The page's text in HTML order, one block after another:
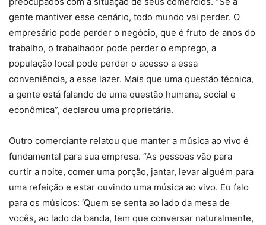
gente mantiver esse cenário, todo mundo vai perder. O
empresário pode perder o negócio, que é fruto de anos do
trabalho, o trabalhador pode perder o emprego, a
população local pode perder o acesso a essa
conveniência, a esse lazer. Mais que uma questão técnica,
a gente está falando de uma questão humana, social e
econômica”, declarou uma proprietária.
Outro comerciante relatou que manter a música ao vivo é
fundamental para sua empresa. “As pessoas vão para
curtir a noite, comer uma porção, jantar, levar alguém para
uma refeição e estar ouvindo uma música ao vivo. Eu falo
para os músicos: ‘Quem se senta ao lado da mesa de
vocês, ao lado da banda, tem que conversar naturalmente,